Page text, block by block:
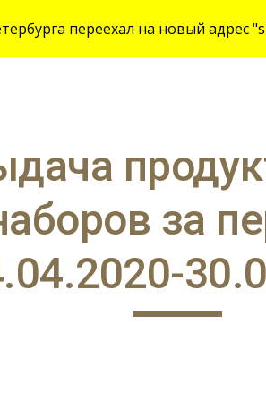
Skip to
переехал на новый адрес
за